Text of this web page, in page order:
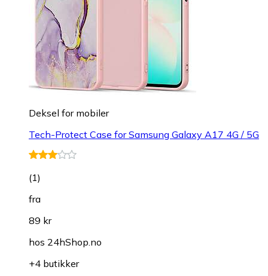
Deksel for mobiler
Tech-Protect Case for Samsung Galaxy A17 4G / 5G
(1)
fra
89 kr
hos 24hShop.no
+4 butikker